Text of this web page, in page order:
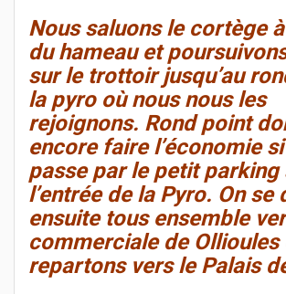
Nous saluons le cortège
du hameau et
sur le trottoir jusqu’au
la pyro où nous nous les
rejoignons. Rond point
encore faire l’économie si
passe par le petit parking
l’entrée de la Pyro. On se
ensuite tous ensemble
commerciale de Ollioules
repartons vers le Palais